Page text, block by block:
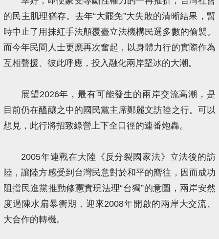
的民主肌理猶存。去年“大罷免”大失敗的清晰結果，暫
時中止了用抹紅手法顛覆臺立法機構民選多數的偷襲。
而今年民間人士更應再次奮起，以身體力行的實際作為
互相聲援、彼此呼應，投入融化兩岸堅冰的大潮。
展望2026年，最有可能發生的兩岸交流高潮，是
目前仍在醞釀之中的國民黨主席鄭麗文訪陸之行。可以
想見，此行將招致綠營上下全口徑的連番炮轟。
2005年連戰在大陸《反分裂國家法》立法後的訪
陸，讓陸方感受到台灣民意對於和平的嚮往，因而成功
阻擋民進黨推動修憲實現法理“台獨”的意圖，兩岸安然
度過陳水扁暴衝期，迎來2008年開啟的兩岸大交流、
大合作的轉機。